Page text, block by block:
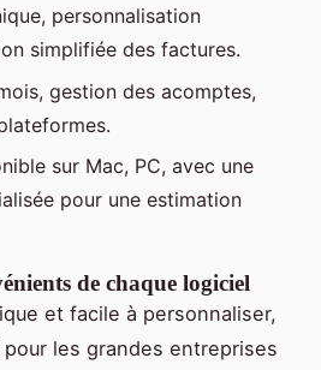
personnalisation
simplifiée des factures.
gestion des acomptes,
sur Mac, PC, avec une
pour une estimation
de chaque logiciel
et facile à personnaliser,
les grandes entreprises